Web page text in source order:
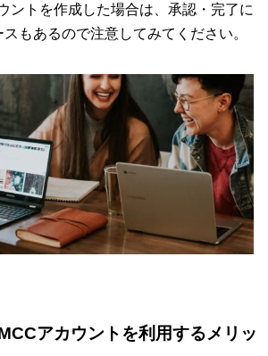
ントを作成した場合は、承認・完了に
もあるので注意してみてください。
アカウントを利用するメリッ